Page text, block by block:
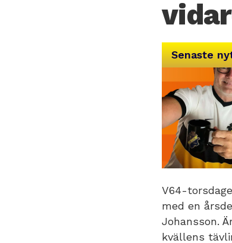
Senaste
V64-
med en
Johansson.
kvällens